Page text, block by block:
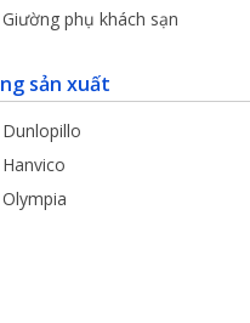
Giường phụ khách sạn
sản xuất
Dunlopillo
Hanvico
Olympia